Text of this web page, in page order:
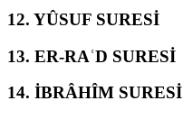
12. YÛSUF SURESİ
13. ER-RAʿD SURESİ
14. İBRÂHÎM SURESİ